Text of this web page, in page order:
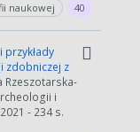
naukowej 40
przykłady
zdobniczej z
Rzeszotarska-
i
- 234 s.